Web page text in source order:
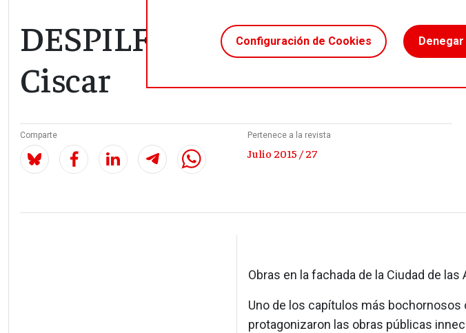
Configuración de Cookies
DESPILFARRO // Jesús
Ciscar
Comparte Pertenece a la revista
Julio 2015 / 27
Obras en la fachada de la Ciudad de
Uno de los capítulos más bochornosos
protagonizaron las obras públicas